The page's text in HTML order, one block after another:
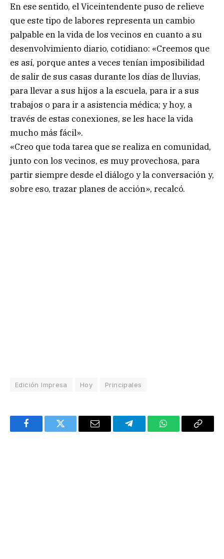
En ese sentido, el Viceintendente puso de relieve
que este tipo de labores representa un cambio
palpable en la vida de los vecinos en cuanto a su
desenvolvimiento diario, cotidiano: «Creemos que
es así, porque antes a veces tenían imposibilidad
de salir de sus casas durante los días de lluvias,
para llevar a sus hijos a la escuela, para ir a sus
trabajos o para ir a asistencia médica; y hoy, a
través de estas conexiones, se les hace la vida
mucho más fácil».
«Creo que toda tarea que se realiza en comunidad,
junto con los vecinos, es muy provechosa, para
partir siempre desde el diálogo y la conversación y,
sobre eso, trazar planes de acción», recalcó.
Edición Impresa Hoy Principales
FacebookTwitter Email TelegramWhatsAppCopy